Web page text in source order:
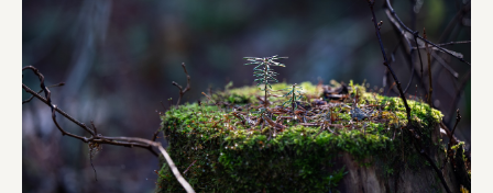
京セラ株式会社
一般社団法人手紙寺
土佐しらす食堂二万匹
オーナークライアント 日南市／設計・施工 株式会社乃
株式会社美らイチゴ